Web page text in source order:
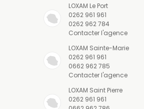
LOXAM Le Port
0262 961 961
0262 962 784
Contacter l'agence
LOXAM Sainte-Marie
0262 961 961
0662 962 785
Contacter l'agence
LOXAM Saint Pierre
0262 961 961